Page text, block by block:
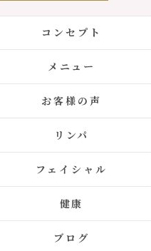
コンセプト
メニュー
お客様の声
リンパ
フェイシャル
健康
ブログ